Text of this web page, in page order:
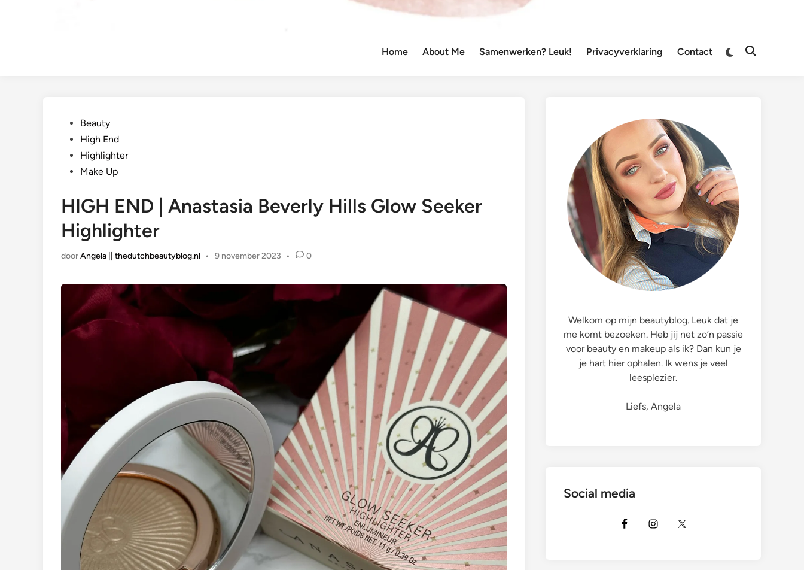
Home About Me Samenwerken? Leuk! Privacyverklaring Contact
Overschakelen
naarZoeken
Geplaatst
Beauty
High End
Highlighter
Make Up
HIGH END | Anastasia Beverly Hills Glow Seeker
Highlighter
doorAngela || thedutchbeautyblog.nl • 9 november 2023 • 0
Welkom op mijn beautyblog. Leuk dat je
me komt bezoeken. Heb jij net zo’n passie
voor beauty en makeup als ik? Dan kun je
je hart hier ophalen. Ik wens je veel
leesplezier.
Liefs, Angela
Social media